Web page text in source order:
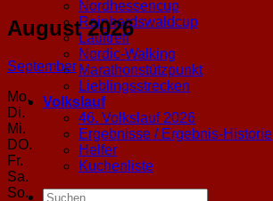
Nordhessencup
Reinhardswaldcup
Lauftreff
Nordic-Walking
Marathonstützpunkt
Lieblingsstrecken
Volkslauf
46. Volkslauf 2026
Ergebnisse / Ergebnis-Historie
Helfer
Kuchenliste
August 2026
September
Mo.
Di.
Mi.
DO.
Fr.
Sa.
So.